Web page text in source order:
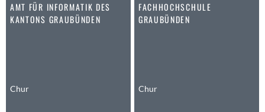
Altdorf UR
Altendorf
Anwil
AMT FÜR INFORMATIK DES
KANTONS GRAUBÜNDEN
Chur
FACHHOCHSCHULE
GRAUBÜNDEN
Chur